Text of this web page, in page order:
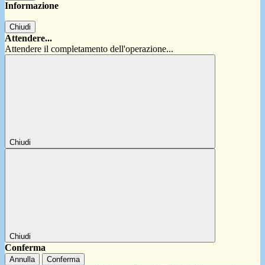
Informazione
Chiudi
Attendere...
Attendere il completamento dell'operazione...
Chiudi
Chiudi
Conferma
Annulla Conferma